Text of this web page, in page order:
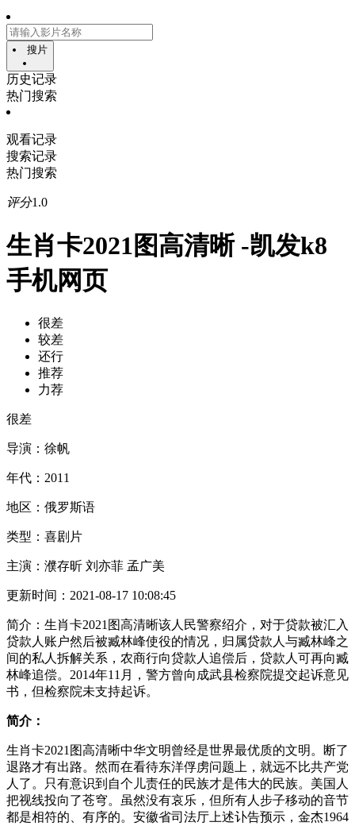
搜片
历史记录
热门搜索
观看记录
搜索记录
热门搜索
评分1.0
生肖卡2021图高清晰 -凯发k8
手机网页
很差
较差
还行
推荐
力荐
很差
导演： 徐帆
年代： 2011
地区： 俄罗斯语
类型： 喜剧片
主演： 濮存昕 刘亦菲 孟广美
更新时间： 2021-08-17 10:08:45
简介： 生肖卡2021图高清晰该人民警察绍介，对于贷款被汇入
贷款人账户然后被臧林峰使役的情况，归属贷款人与臧林峰之
间的私人拆解关系，农商行向贷款人追偿后，贷款人可再向臧
林峰追偿。2014年11月，警方曾向成武县检察院提交起诉意见
书，但检察院未支持起诉。
简介：
生肖卡2021图高清晰中华文明曾经是世界最优质的文明。断了
退路才有出路。然而在看待东洋俘虏问题上，就远不比共产党
人了。只有意识到自个儿责任的民族才是伟大的民族。美国人
把视线投向了苍穹。虽然没有哀乐，但所有人步子移动的音节
都是相符的、有序的。安徽省司法厅上述讣告预示，金杰1964